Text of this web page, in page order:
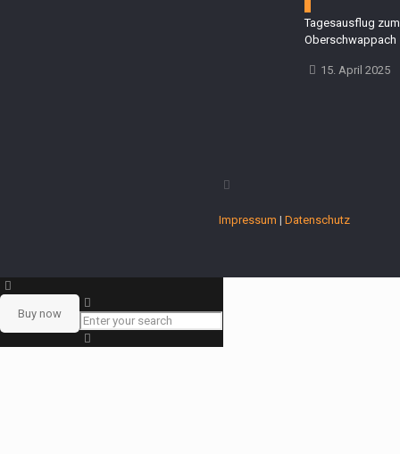
Tagesausflug
Oberschwappach
15. April 2025
Impressum | Datenschutz
Buy now